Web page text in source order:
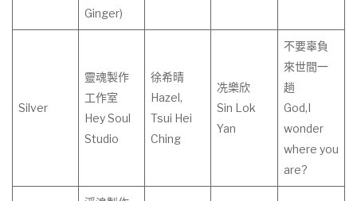
Ginger)
Silver
靈魂製作
工作室
Hey Soul
Studio
徐希晴
Hazel,
Tsui Hei
Ching
冼樂欣
Sin Lok
Yan
不要辜負
來世間一
趟
God,I
wonder
where you
are?